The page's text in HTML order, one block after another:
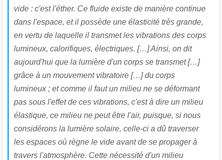
vide : c'est l'éther. Ce fluide existe de manière continue
dans l'espace, et il possède une élasticité très grande,
en vertu de laquelle il transmet les vibrations des corps
lumineux, calorifiques, électriques. […] Ainsi, on dit
aujourd'hui que la lumière d'un corps se transmet […]
grâce à un mouvement vibratoire […] du corps
lumineux ; et comme il faut un milieu ne se déformant
pas sous l'effet de ces vibrations, c'est à dire un milieu
élastique, ce milieu ne peut être l'air, puisque, si nous
considérons la lumière solaire, celle-ci a dû traverser
les espaces où règne le vide avant de se propager à
travers l'atmosphère. Cette nécessité d'un milieu